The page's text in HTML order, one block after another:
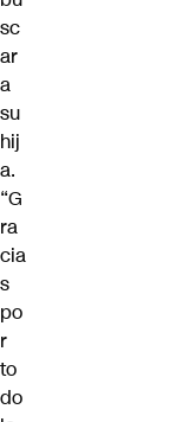
sc
ar
a
su
hij
a.
“G
ra
cia
s
po
r
to
do